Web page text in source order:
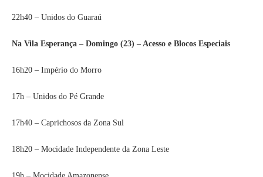
22h40 – Unidos do Guaraú
Na Vila Esperança – Domingo (23) – Acesso e Blocos Especiais
16h20 – Império do Morro
17h – Unidos do Pé Grande
17h40 – Caprichosos da Zona Sul
18h20 – Mocidade Independente da Zona Leste